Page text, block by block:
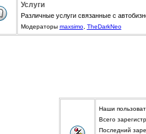
Услуги
Различные услуги связанные с
Модераторы maxsimo, TheDarkNeo
Наши
Всего
Последний